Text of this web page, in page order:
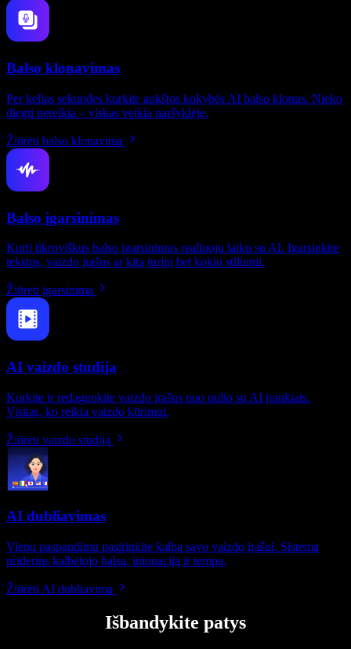
Balso klonavimas
Per kelias sekundes kurkite aukštos kokybės AI balso klonus. Nieko
diegti nereikia – viskas veikia naršyklėje.
Žiūrėti balso klonavimą
Balso įgarsinimas
Kurti tikroviškus balso įgarsinimus realiuoju laiku su AI. Įgarsinkite
tekstus, vaizdo įrašus ar kitą turinį bet kokiu stiliumi.
Žiūrėti įgarsinimą
AI vaizdo studija
Kurkite ir redaguokite vaizdo įrašus nuo nulio su AI įrankiais.
Viskas, ko reikia vaizdo kūrimui.
Žiūrėti vaizdo studiją
AI dubliavimas
Vienu paspaudimu pasirinkite kalbą savo vaizdo įrašui. Sistema
priderins kalbėtojo balsą, intonaciją ir tempą.
Žiūrėti AI dubliavimą
Išbandykite patys